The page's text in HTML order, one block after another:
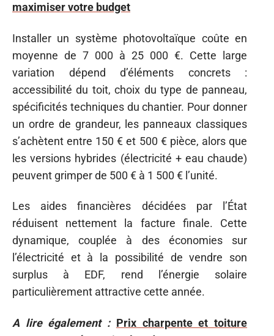
maximiser votre budget
Installer un système photovoltaïque coûte en
moyenne de 7 000 à 25 000 €. Cette large
variation dépend d’éléments concrets :
accessibilité du toit, choix du type de panneau,
spécificités techniques du chantier. Pour donner
un ordre de grandeur, les panneaux classiques
s’achètent entre 150 € et 500 € pièce, alors que
les versions hybrides (électricité + eau chaude)
peuvent grimper de 500 € à 1 500 € l’unité.
Les aides financières décidées par l’État
réduisent nettement la facture finale. Cette
dynamique, couplée à des économies sur
l’électricité et à la possibilité de vendre son
surplus à EDF, rend l’énergie solaire
particulièrement attractive cette année.
A lire également : Prix charpente et toiture